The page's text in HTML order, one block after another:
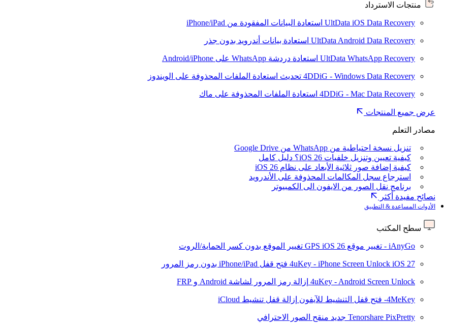
منتجات الاسترداد
UltData iOS Data Recovery استعادة البيانات المفقودة من iPhone/iPad
UltData Android Data Recovery استعادة بيانات أندرويد بدون جذر
UltData WhatsApp Recovery استعادة دردشة WhatsApp على Android/iPhone
4DDiG - Windows Data Recovery تحديث استعادة الملفات المحذوفة على الويندوز
4DDiG - Mac Data Recovery استعادة الملفات المحذوفة على ماك
عرض جميع المنتجات
مصادر التعلم
تنزيل نسخة احتياطية من WhatsApp من Google Drive
كيفية تعيين وتنزيل خلفيات iOS 26؟ دليل كامل
كيفية إضافة صور ثلاثية الأبعاد على نظام iOS 26
استرجاع سجل المكالمات المحذوفة على الأندرويد
برنامج نقل الصور من الايفون الى الكمبيوتر
نصائح مفيدة أكثر
الأدوات المساعدة & التطبيق
سطح المكتب
iAnyGo - تغيير موقع GPS iOS 26 تغيير الموقع بدون كسر الحماية/الروت
4uKey - iPhone Screen Unlock iOS 27 فتح قفل iPhone/iPad بدون رمز المرور
4uKey - Android Screen Unlock إزالة رمز المرور لشاشة Android و FRP
4MeKey- فتح قفل التنشيط للآيفون إزالة قفل تنشيط iCloud
Tenorshare PixPretty جديد منقح الصور الاحترافي